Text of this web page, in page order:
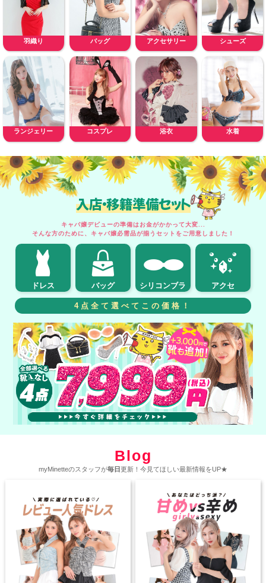
羽織り バッグ アクセサリー シューズ
ランジェリー コスプレ 浴衣 水着
入店・移籍準備セット
キャバ嬢デビューの準備はお金がかかって大変...
そんな方のために、キャバ嬢必需品が揃うセットをご用意しました！
ドレス バッグ シリコンブラ アクセ
4点全て選べてこの価格！
Blog
myMinetteのスタッフが毎日 更新！今見てほしい最新情報をUP★